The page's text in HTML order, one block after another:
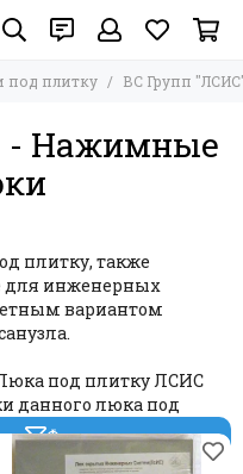
люки под плитку
под плитку
под плитку
под плитку
съемные люки под
съемные люки под
съемные люки
«АТР» - Нажимные
под плитку ВС Групп
- Нажимные
плитку, также
для инженерных
вариантом
под плитку ЛСИС
данного люка под
Фильтр товаров